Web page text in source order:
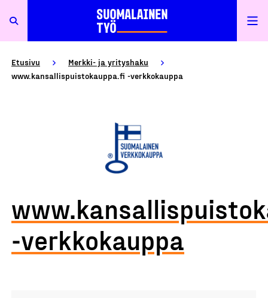
Etusivu
Merkki- ja yrityshaku
www.kansallispuistokauppa.fi -verkkokauppa
-verkkokauppa